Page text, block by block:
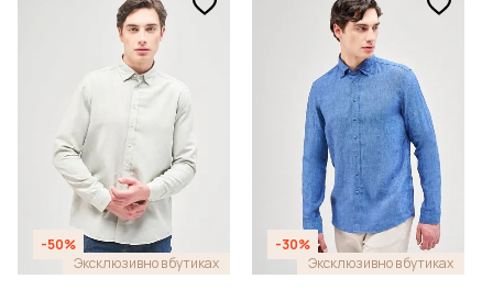
-50%
Эксклюзивно в бутиках
-30%
Эксклюзивно в бутиках